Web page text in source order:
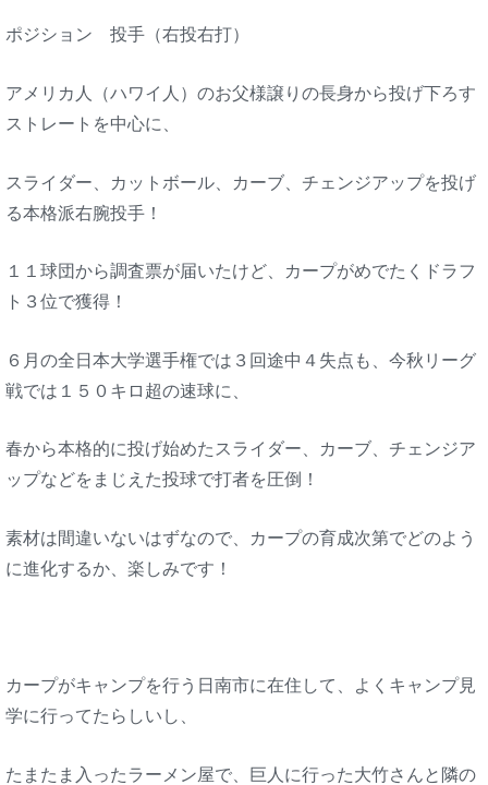
ポジション 投手（右投右打）
アメリカ人（ハワイ人）のお父様譲りの長身から投げ下ろす
ストレートを中心に、
スライダー、カットボール、カーブ、チェンジアップを投げ
る本格派右腕投手！
１１球団から調査票が届いたけど、カープがめでたくドラフ
ト３位で獲得！
６月の全日本大学選手権では３回途中４失点も、今秋リーグ
戦では１５０キロ超の速球に、
春から本格的に投げ始めたスライダー、カーブ、チェンジア
ップなどをまじえた投球で打者を圧倒！
素材は間違いないはずなので、カープの育成次第でどのよう
に進化するか、楽しみです！
カープがキャンプを行う日南市に在住して、よくキャンプ見
学に行ってたらしいし、
たまたま入ったラーメン屋で、巨人に行った大竹さんと隣の